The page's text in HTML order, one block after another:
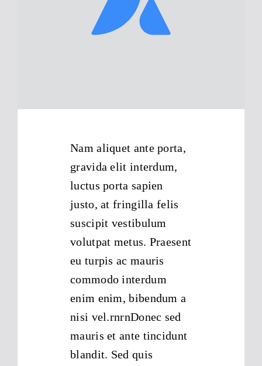
Nam aliquet ante porta,
gravida elit interdum,
luctus porta sapien
justo, at fringilla felis
suscipit vestibulum
volutpat metus. Praesent
eu turpis ac mauris
commodo interdum
enim enim, bibendum a
nisi vel.rnrnDonec sed
mauris et ante tincidunt
blandit. Sed quis
Impressum
Datenschutzhinweise